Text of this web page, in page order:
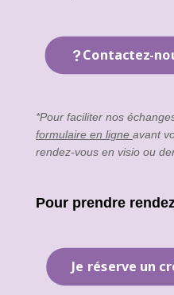
Contactez-
*Pour faciliter nos
formulaire en ligne avant
rendez-vous en visio ou
Pour prendre
Je réserve un